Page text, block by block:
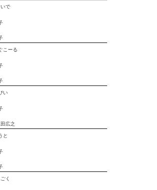
で
こーる
い
広之
と
く